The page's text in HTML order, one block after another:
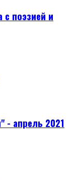
поэзией и
- апрель 2021